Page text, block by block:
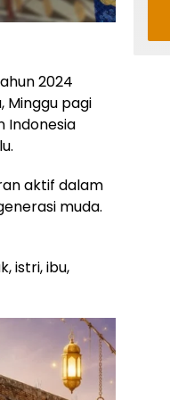
2024
Minggu pagi
Indonesia
aktif dalam
muda.
istri, ibu,